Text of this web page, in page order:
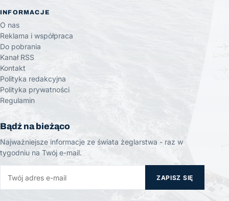
INFORMACJE
O nas
Reklama i współpraca
Do pobrania
Kanał RSS
Kontakt
Polityka redakcyjna
Polityka prywatności
Regulamin
Bądź na bieżąco
Najważniejsze informacje ze świata żeglarstwa - raz w
tygodniu na Twój e-mail.
ZAPISZ SIĘ